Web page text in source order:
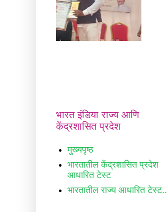
भारत इंडिया राज्य आणि
केंद्रशासित प्रदेश
मुख्यपृष्ठ
भारतातील केंद्रशासित प्रदेश
आधारित टेस्ट
भारतातील राज्य आधारित टेस्ट..